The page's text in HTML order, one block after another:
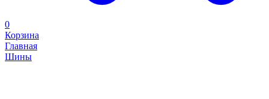
0
Корзина
Главная
Шины